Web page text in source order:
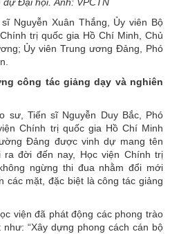
dự Đại hội. Ảnh: VPCTN
Nguyễn Xuân Thắng, Ủy viên Bộ
trị quốc gia Hồ Chí Minh, Chủ
Ủy viên Trung ương Đảng, Phó
công tác giảng dạy và nghiên
sư, Tiến sĩ Nguyễn Duy Bắc, Phó
Chính trị quốc gia Hồ Chí Minh
Đảng được vinh dự mang tên
đời đến nay, Học viện Chính trị
ngừng thi đua nhằm đổi mới
các mặt, đặc biệt là công tác giảng
viện đã phát động các phong trào
“Xây dựng phong cách cán bộ